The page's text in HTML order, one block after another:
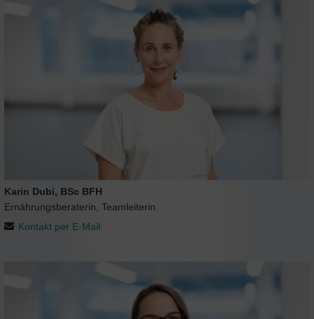
Karin Dubi, BSc BFH
Ernährungsberaterin, Teamleiterin
Kontakt per E-Mail